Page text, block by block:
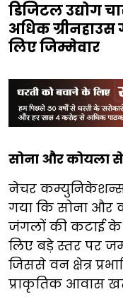
डिजिटल उद्योग
अधिक
लिए जिम्मेवार
सोना और कोयला
नेचर कम्युनिकेशन्स
गया कि सोना और
जंगलों की कटाई के
लिए बड़े स्तर पर
जिससे वन क्षेत्र
प्राकृतिक आवास